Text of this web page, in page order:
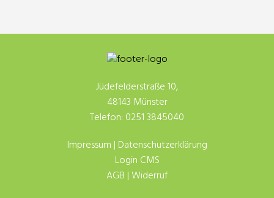
Jüdefelderstraße 10,
48143 Münster
Telefon: 0251 3845040
Impressum | Datenschutzerklärung
Login CMS
AGB |Widerruf